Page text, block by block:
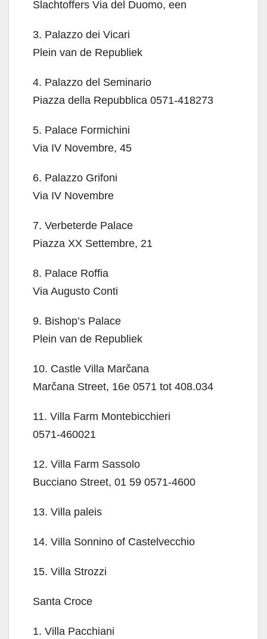
Slachtoffers Via del Duomo, een
3. Palazzo dei Vicari
Plein van de Republiek
4. Palazzo del Seminario
Piazza della Repubblica 0571-418273
5. Palace Formichini
Via IV Novembre, 45
6. Palazzo Grifoni
Via IV Novembre
7. Verbeterde Palace
Piazza XX Settembre, 21
8. Palace Roffia
Via Augusto Conti
9. Bishop’s Palace
Plein van de Republiek
10. Castle Villa Marčana
Marčana Street, 16e 0571 tot 408.034
11. Villa Farm Montebicchieri
0571-460021
12. Villa Farm Sassolo
Bucciano Street, 01 59 0571-4600
13. Villa paleis
14. Villa Sonnino of Castelvecchio
15. Villa Strozzi
Santa Croce
1. Villa Pacchiani